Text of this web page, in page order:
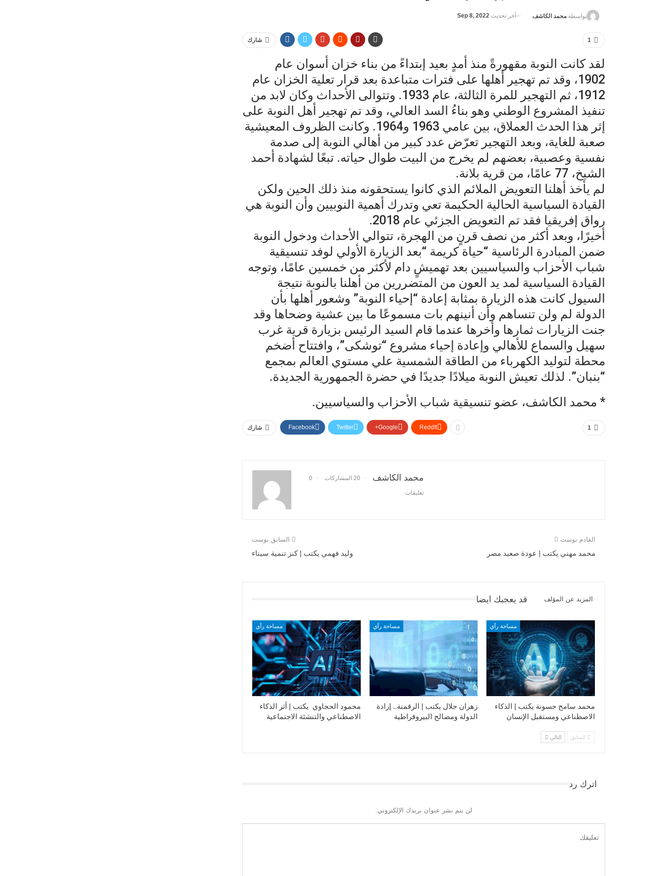
بواسطة محمد الكاشف آخر تحديث Sep 8, 2022
1 شارك
لقد كانت النوبة مقهورةً منذ أمدٍ بعيد إبتداءً من بناء خزان أسوان عام
1902، وقد تم تهجير أهلها على فترات متباعدة بعد قرار تعلية الخزان عام
1912، ثم التهجير للمرة الثالثة، عام 1933. وتتوالى الأحداث وكان لابد من
تنفيذ المشروع الوطني وهو بناءُ السد العالي، وقد تم تهجير أهل النوبة على
إثر هذا الحدث العملاق، بين عامي 1963 و1964. وكانت الظروف المعيشية
صعبة للغاية، وبعد التهجير تعرّض عدد كبير من أهالي النوبة إلى صدمة
نفسية وعصبية، بعضهم لم يخرج من البيت طوال حياته. تبعًا لشهادة أحمد
الشيخ، 77 عامًا، من قرية بلانة.
لم يأخذ أهلنا التعويض الملائم الذي كانوا يستحقونه منذ ذلك الحين ولكن
القيادة السياسية الحالية الحكيمة تعي وتدرك أهمية النوبيين وأن النوبة هي
رواق إفريقيا فقد تم التعويض الجزئي عام 2018.
أخيرًا، وبعد أكثر من نصف قرنٍ من الهجرة، تتوالي الأحداث ودخول النوبة
ضمن المبادرة الرئاسية “حياة كريمة “بعد الزيارة الأولي لوفد تنسيقية
شباب الأحزاب والسياسيين بعد تهميشٍ دام لأكثر من خمسين عامًا، وتوجه
القيادة السياسية لمد يد العون من المتضررين من أهلنا بالنوبة نتيجة
السيول كانت هذه الزيارة بمثابة إعادة “إحياء النوبة” وشعور أهلها بأن
الدولة لم ولن تنساهم وأن أنينهم بات مسموعًا ما بين عشية وضحاها وقد
جنت الزيارات ثمارها وأخرها عندما قام السيد الرئيس بزيارة قرية غرب
سهيل والسماع للأهالي وإعادة إحياء مشروع “توشكى”، وافتتاح أضخم
محطة لتوليد الكهرباء من الطاقة الشمسية علي مستوي العالم بمجمع
“بنبان”. لذلك تعيش النوبة ميلادًا جديدًا في حضرة الجمهورية الجديدة.
* محمد الكاشف، عضو تنسيقية شباب الأحزاب والسياسيين.
1 شارك Facebook Twitter Google+ ReddIt
محمد الكاشف 20 المشاركات 0
تعليقات
السابق بوست
وليد فهمي يكتب | كنز تنمية سيناء
القادم بوست
محمد مهني يكتب | عودة صعيد مصر
قد يعجبك ايضا المزيد عن المؤلف
مساحة رأي
محمود الحجاوي يكتب | أثر الذكاء
الاصطناعي والتنشئة الاجتماعية
مساحة رأي
زهران جلال يكتب | الرقمنة.. إرادة
الدولة ومصالح البيروقراطية
مساحة رأي
محمد سامح حسونة يكتب | الذكاء
الاصطناعي ومستقبل الإنسان
السابق التالي
اترك رد
لن يتم نشر عنوان بريدك الإلكتروني.